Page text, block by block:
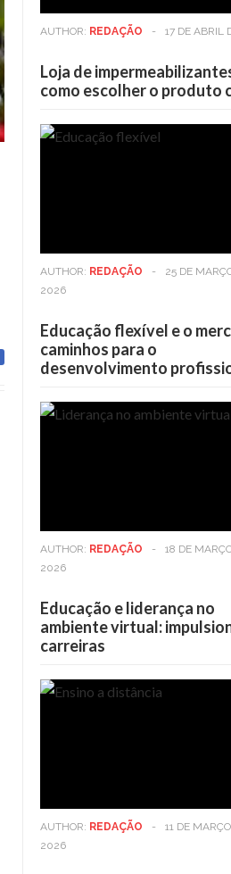
AUTHOR: REDAÇÃO - 17 DE ABRIL
Loja de
como escolher o produto
AUTHOR: REDAÇÃO -
25 DE
2026
Educação flexível e o
caminhos para o
desenvolvimento
AUTHOR: REDAÇÃO -
18 DE
2026
Educação e liderança no
ambiente virtual:
carreiras
AUTHOR: REDAÇÃO -
11 DE
2026